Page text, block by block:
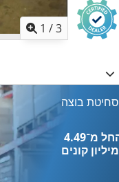
1 /3
בוצה